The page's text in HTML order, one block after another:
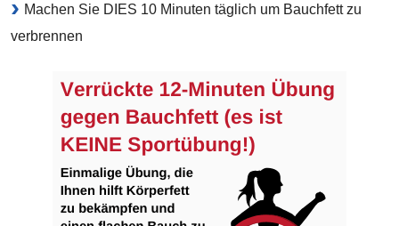
Machen Sie DIES 10 Minuten täglich um Bauchfett zu
verbrennen